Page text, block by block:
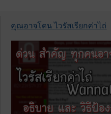
คุณอาจโดน ไวรัสเรียกค่าไถ่